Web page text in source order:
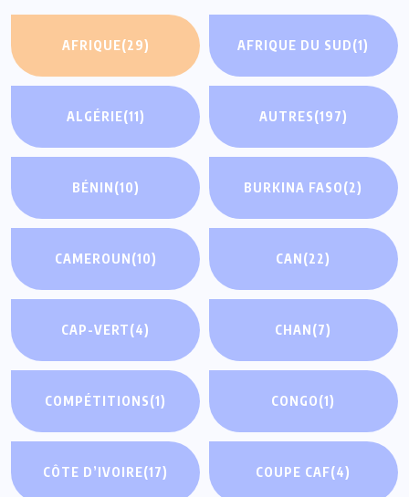
AFRIQUE(29) AFRIQUE DU SUD(1)
ALGÉRIE(11) AUTRES(197)
BÉNIN(10) BURKINA FASO(2)
CAMEROUN(10) CAN(22)
CAP-VERT(4) CHAN(7)
COMPÉTITIONS(1) CONGO(1)
CÔTE D’IVOIRE(17) COUPE CAF(4)